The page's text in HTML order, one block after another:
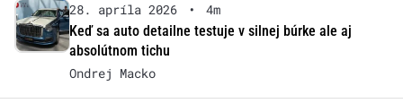
28. apríla 2026 •
4m
Keď sa auto detailne testuje v silnej búrke ale aj
absolútnom tichu
Ondrej Macko